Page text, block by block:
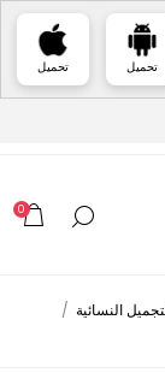
تحميل تحميل
0
النسائية /